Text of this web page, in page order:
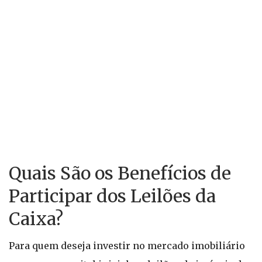
Quais São os Benefícios de
Participar dos Leilões da
Caixa?
Para quem deseja investir no mercado imobiliário